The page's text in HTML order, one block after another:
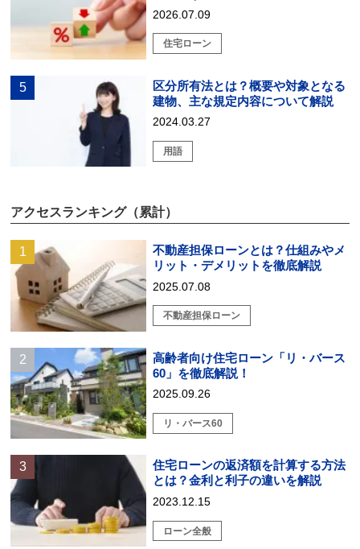
える戦略的選び方
2026.07.09
住宅ローン
区分所有法とは？概要や対象となる
建物、主な規定内容について解説
2024.03.27
用語
アクセスランキング（累計）
不動産担保ローンとは？仕組みやメ
リット・デメリットを徹底解説
2025.07.08
不動産担保ローン
高齢者向け住宅ローン「リ・バース
60」を徹底解説！
2025.09.26
リ・バース60
住宅ローンの返済額を計算する方法
とは？金利と利子の違いを解説
2023.12.15
ローン全般